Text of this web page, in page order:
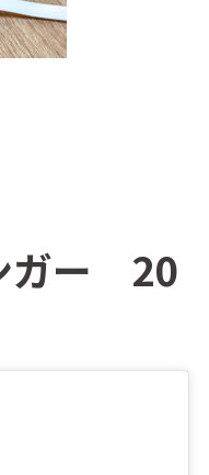
ガー 20